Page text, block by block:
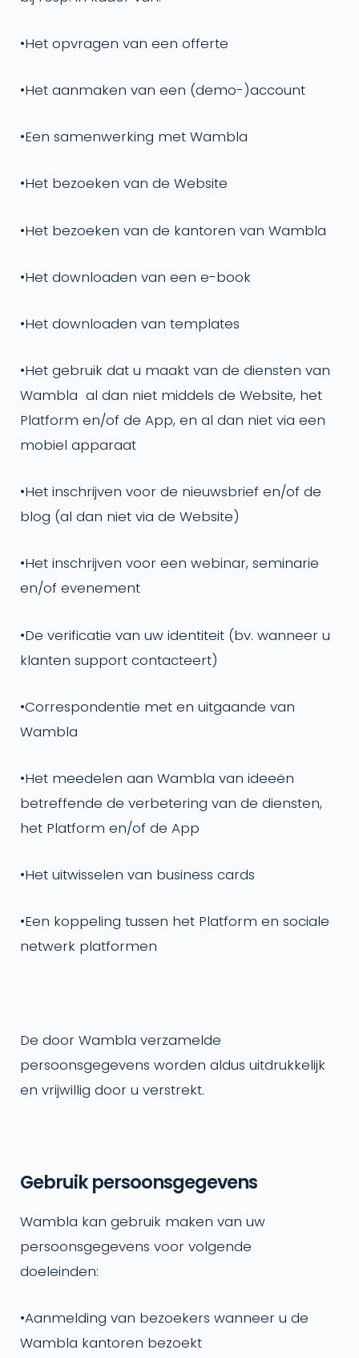
•Het opvragen van een offerte
•Het aanmaken van een (demo-)account
•Een samenwerking met Wambla
•Het bezoeken van de Website
•Het bezoeken van de kantoren van Wambla
•Het downloaden van een e-book
•Het downloaden van templates
•Het gebruik dat u maakt van de diensten van
Wambla al dan niet middels de Website, het
Platform en/of de App, en al dan niet via een
mobiel apparaat
•Het inschrijven voor de nieuwsbrief en/of de
blog (al dan niet via de Website)
•Het inschrijven voor een webinar, seminarie
en/of evenement
•De verificatie van uw identiteit (bv. wanneer u
klanten support contacteert)
•Correspondentie met en uitgaande van
Wambla
•Het meedelen aan Wambla van ideeën
betreffende de verbetering van de diensten,
het Platform en/of de App
•Het uitwisselen van business cards
•Een koppeling tussen het Platform en sociale
netwerk platformen
De door Wambla verzamelde
persoonsgegevens worden aldus uitdrukkelijk
en vrijwillig door u verstrekt.
Gebruik persoonsgegevens
Wambla kan gebruik maken van uw
persoonsgegevens voor volgende
doeleinden:
•Aanmelding van bezoekers wanneer u de
Wambla kantoren bezoekt